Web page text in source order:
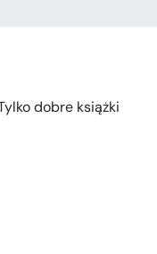
dobre książki